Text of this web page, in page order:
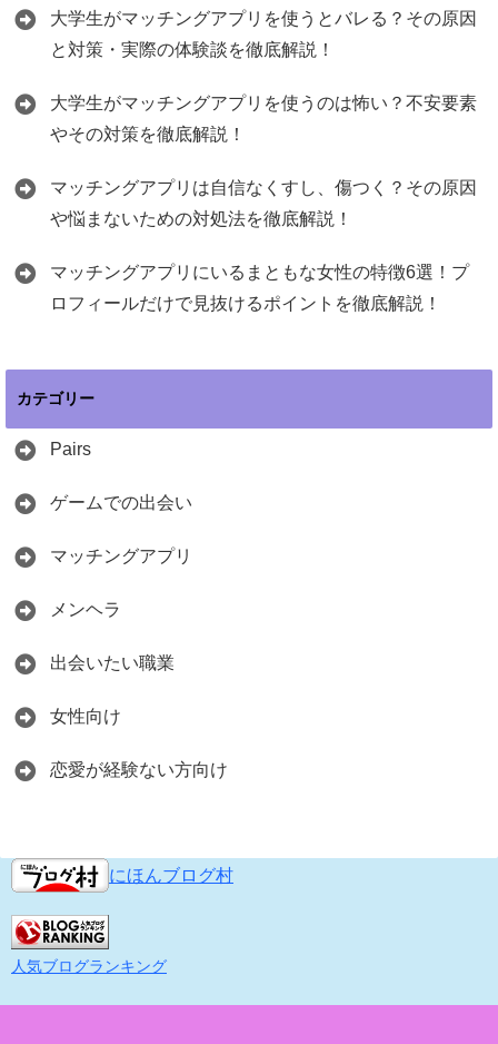
大学生がマッチングアプリを使うとバレる？その原因
と対策・実際の体験談を徹底解説！
大学生がマッチングアプリを使うのは怖い？不安要素
やその対策を徹底解説！
マッチングアプリは自信なくすし、傷つく？その原因
や悩まないための対処法を徹底解説！
マッチングアプリにいるまともな女性の特徴6選！プ
ロフィールだけで見抜けるポイントを徹底解説！
カテゴリー
Pairs
ゲームでの出会い
マッチングアプリ
メンヘラ
出会いたい職業
女性向け
恋愛が経験ない方向け
にほんブログ村
人気ブログランキング